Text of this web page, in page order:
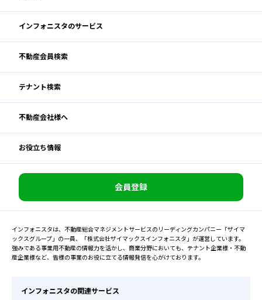
インフォニスタのサービス
不動産会員検索
テナント検索
不動産会社様へ
お役立ち情報
会員登録
インフォニスタは、不動産総合マネジメントサービスのリーディングカンパニー「ザイマ
ックスグループ」の一員、「株式会社ザイマックスインフォニスタ」が運営しています。
強みである事業用不動産の情報力を活かし、商業分野においても、テナント企業様・不動
産企業様など、皆様の事業のお役に立てる情報発信を心がけております。
インフォニスタの関連サービス